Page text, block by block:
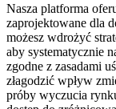
Nasza platforma
zaprojektowane dla
możesz wdrożyć
aby systematycznie
zgodne z zasadami
złagodzić wpływ
próby wyczucia